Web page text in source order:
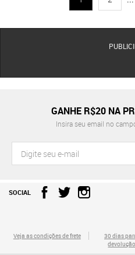
GANHE R$20 NA
Insira seu email no
SOCIAL
Veja as condições de frete
30 dias